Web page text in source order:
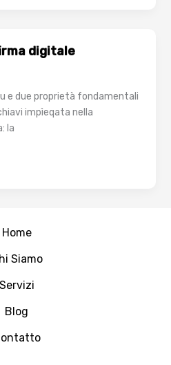
digitale
e due proprietà fondamentali
impìeqata nella
la
Home
Siamo
Servizi
Blog